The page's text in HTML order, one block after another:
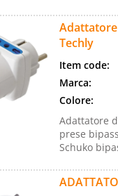
Adattatore
Techly
Item code:
Marca:
Colore:
Adattatore
prese
Schuko